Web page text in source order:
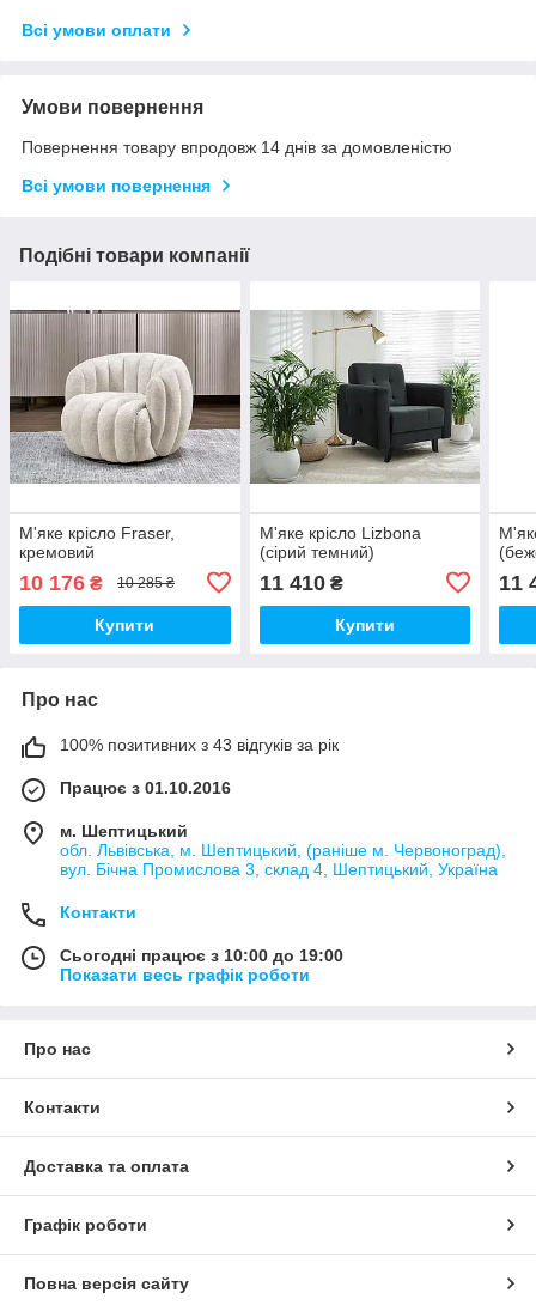
Всі умови оплати
Умови повернення
Повернення товару впродовж 14 днів за домовленістю
Всі умови повернення
Подібні товари компанії
М'яке крісло Fraser,
кремовий
10 176 ₴ 10 285 ₴
Купити
М'яке крісло Lizbona
(сірий темний)
11 410₴
Купити
11
Про нас
100% позитивних з 43 відгуків за рік
Працює з 01.10.2016
м. Шептицький
обл. Львівська, м. Шептицький, (раніше м. Червоноград),
вул. Бічна Промислова 3, склад 4, Шептицький, Україна
Контакти
Сьогодні працює з 10:00 до 19:00
Показати весь графік роботи
Про нас
Контакти
Доставка та оплата
Графік роботи
Повна версія сайту